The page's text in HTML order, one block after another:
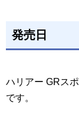
発売日
ハリアー GRス
です。